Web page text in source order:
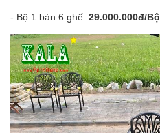
- Bộ 1 bàn 6 ghế: 29.000.000đ/Bộ